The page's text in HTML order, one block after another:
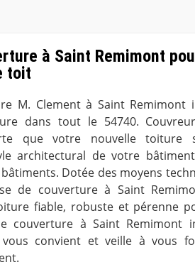
à Saint Remimont
toit
M. Clement à Saint Remimont
dans tout le 54740.
que votre nouvelle toiture
architectural de votre
Dotée des moyens
de couverture à Saint
fiable, robuste et pérenne
couverture à Saint Remimont
convient et veille à vous